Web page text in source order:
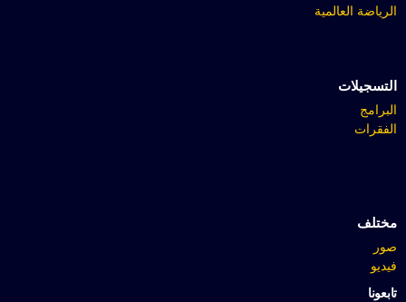
الرياضة العالمية
التسجيلات
البرامج
الفقرات
مختلف
صور
فيديو
تابعونا